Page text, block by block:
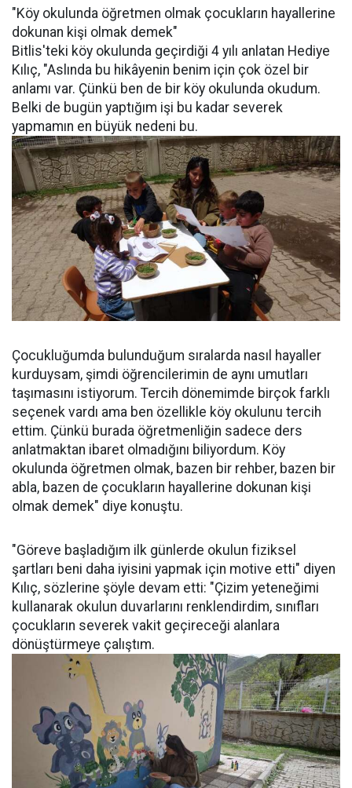
"Köy okulunda öğretmen olmak çocukların hayallerine
dokunan kişi olmak demek"
Bitlis'teki köy okulunda geçirdiği 4 yılı anlatan Hediye
Kılıç, "Aslında bu hikâyenin benim için çok özel bir
anlamı var. Çünkü ben de bir köy okulunda okudum.
Belki de bugün yaptığım işi bu kadar severek
yapmamın en büyük nedeni bu.
Çocukluğumda bulunduğum sıralarda nasıl hayaller
kurduysam, şimdi öğrencilerimin de aynı umutları
taşımasını istiyorum. Tercih dönemimde birçok farklı
seçenek vardı ama ben özellikle köy okulunu tercih
ettim. Çünkü burada öğretmenliğin sadece ders
anlatmaktan ibaret olmadığını biliyordum. Köy
okulunda öğretmen olmak, bazen bir rehber, bazen bir
abla, bazen de çocukların hayallerine dokunan kişi
olmak demek" diye konuştu.
"Göreve başladığım ilk günlerde okulun fiziksel
şartları beni daha iyisini yapmak için motive etti" diyen
Kılıç, sözlerine şöyle devam etti: "Çizim yeteneğimi
kullanarak okulun duvarlarını renklendirdim, sınıfları
çocukların severek vakit geçireceği alanlara
dönüştürmeye çalıştım.